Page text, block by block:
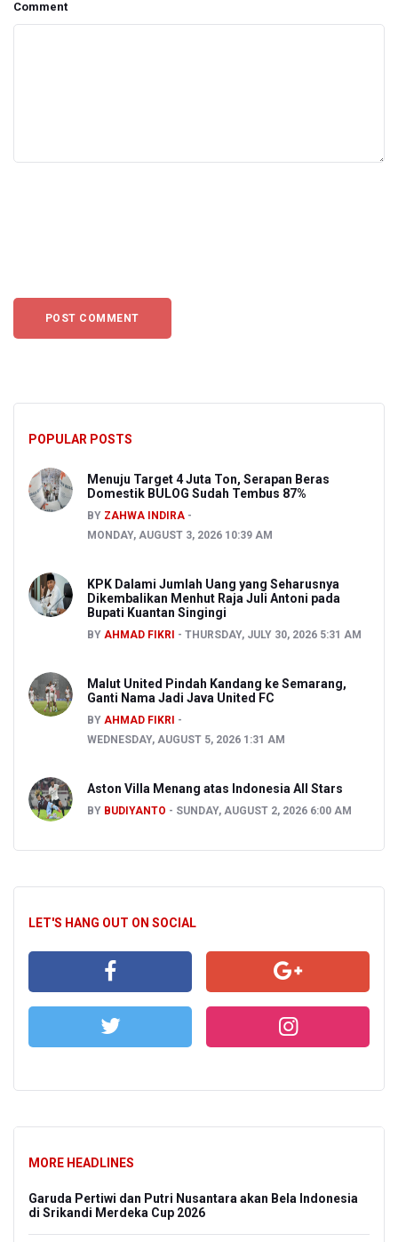
Comment
POPULAR POSTS
Menuju Target 4 Juta Ton, Serapan Beras
Domestik BULOG Sudah Tembus 87%
BY ZAHWA INDIRA
MONDAY, AUGUST 3, 2026 10:39 AM
KPK Dalami Jumlah Uang yang Seharusnya
Dikembalikan Menhut Raja Juli Antoni pada
Bupati Kuantan Singingi
BY AHMAD FIKRI THURSDAY, JULY 30, 2026 5:31 AM
Malut United Pindah Kandang ke Semarang,
Ganti Nama Jadi Java United FC
BY AHMAD FIKRI
WEDNESDAY, AUGUST 5, 2026 1:31 AM
Aston Villa Menang atas Indonesia All Stars
BY BUDIYANTO SUNDAY, AUGUST 2, 2026 6:00 AM
LET'S HANG OUT ON SOCIAL
MORE HEADLINES
Garuda Pertiwi dan Putri Nusantara akan Bela Indonesia
di Srikandi Merdeka Cup 2026